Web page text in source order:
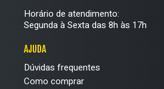
Horário de atendimento:
Segunda à Sexta das 8h às 17h
AJUDA
Dúvidas frequentes
Como comprar